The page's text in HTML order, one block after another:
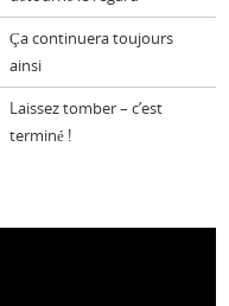
Ça continuera toujours
ainsi
Laissez tomber – c’est
terminé !